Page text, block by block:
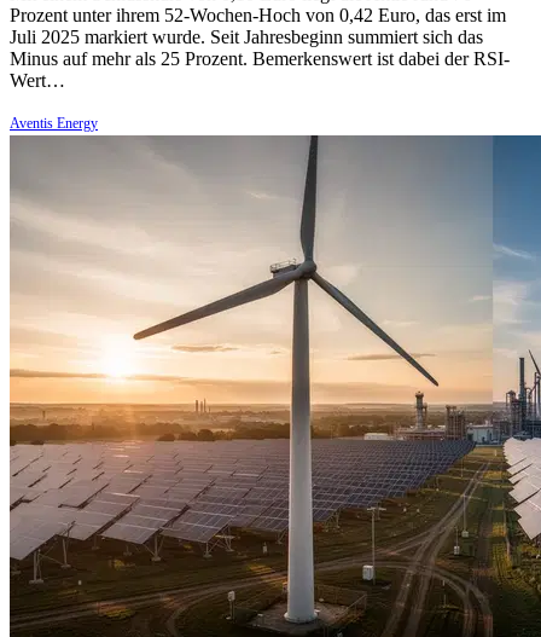
Prozent unter ihrem 52-Wochen-Hoch von 0,42 Euro, das erst im
Juli 2025 markiert wurde. Seit Jahresbeginn summiert sich das
Minus auf mehr als 25 Prozent. Bemerkenswert ist dabei der RSI-
Wert…
Aventis Energy